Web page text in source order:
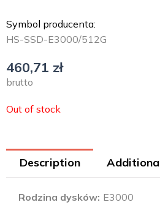
Symbol producenta:
HS-SSD-E3000/512G
460,71 zł
brutto
Out of stock
Description
Rodzina dysków E3000